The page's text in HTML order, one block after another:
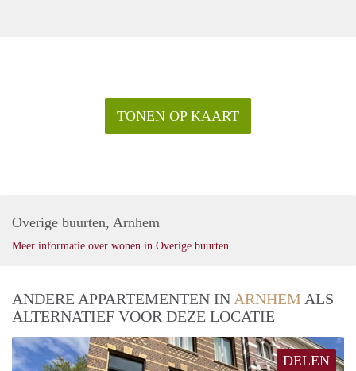
TONEN OP KAART
Overige buurten, Arnhem
Meer informatie over wonen in Overige buurten
ANDERE APPARTEMENTEN IN ARNHEM ALS
ALTERNATIEF VOOR DEZE LOCATIE
DELEN